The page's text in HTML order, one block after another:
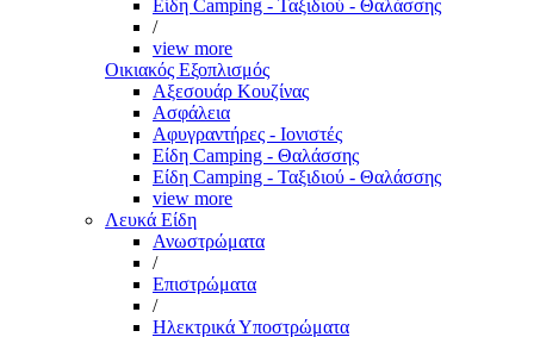
Είδη Camping - Ταξιδιού - Θαλάσσης
/
view more
Οικιακός Εξοπλισμός
Αξεσουάρ Κουζίνας
Ασφάλεια
Αφυγραντήρες - Ιονιστές
Είδη Camping - Θαλάσσης
Είδη Camping - Ταξιδιού - Θαλάσσης
view more
Λευκά Είδη
Ανωστρώματα
/
Επιστρώματα
/
Ηλεκτρικά Υποστρώματα